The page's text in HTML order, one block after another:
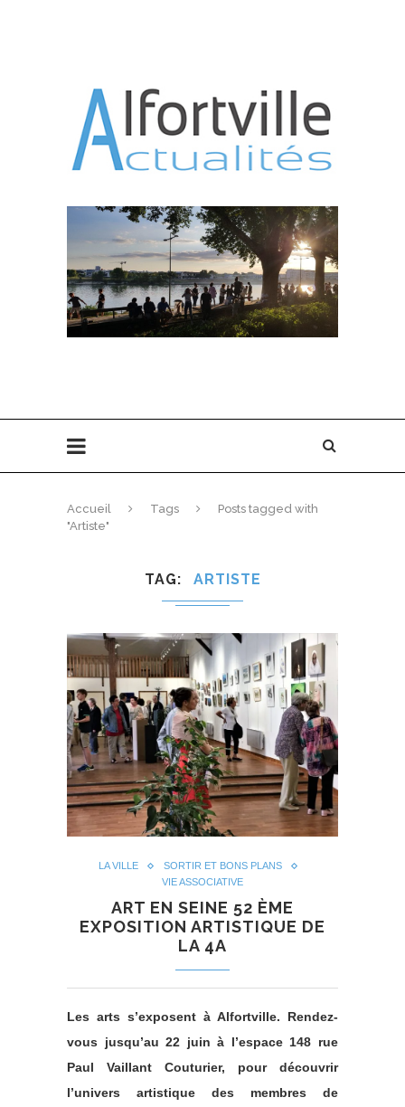
Accueil Tags
Posts tagged with
"Artiste"
TAG ARTISTE
LA VILLE
SORTIR ET BONS PLANS
VIE ASSOCIATIVE
ART EN SEINE 52 ÈME
EXPOSITION ARTISTIQUE DE
LA 4A
Les arts s’exposent à Alfortville. Rendez-
vous jusqu’au 22 juin à l’espace 148 rue
Paul Vaillant Couturier, pour découvrir
l’univers artistique des membres de